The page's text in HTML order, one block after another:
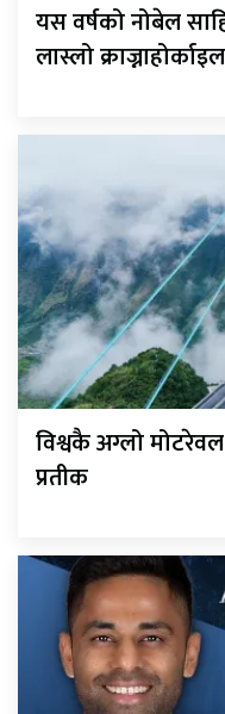
यस वर्षको नोबेल
लास्लो
विश्वकै अग्लो
प्रतीक